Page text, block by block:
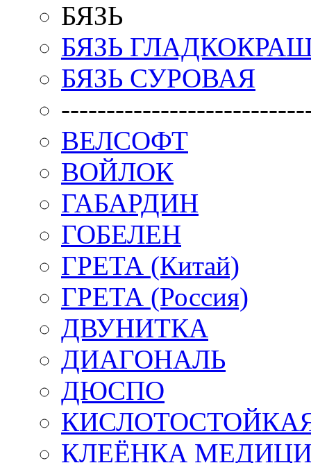
БЯЗЬ
БЯЗЬ
БЯЗЬ СУРОВАЯ
ВЕЛСОФТ
ВОЙЛОК
ГАБАРДИН
ГОБЕЛЕН
ГРЕТА (Китай)
ГРЕТА (Россия)
ДВУНИТКА
ДИАГОНАЛЬ
ДЮСПО
КЛЕЁНКА